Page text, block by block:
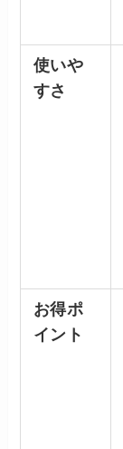
使いや
すさ
お得ポ
イント